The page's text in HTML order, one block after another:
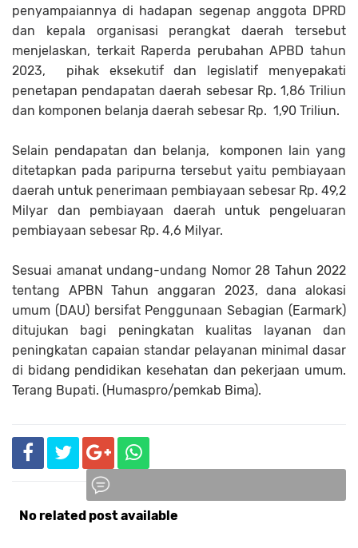
penyampaiannya di hadapan segenap anggota DPRD
dan kepala organisasi perangkat daerah tersebut
menjelaskan, terkait Raperda perubahan APBD tahun
2023, pihak eksekutif dan legislatif menyepakati
penetapan pendapatan daerah sebesar Rp. 1,86 Triliun
dan komponen belanja daerah sebesar Rp. 1,90 Triliun.
Selain pendapatan dan belanja, komponen lain yang
ditetapkan pada paripurna tersebut yaitu pembiayaan
daerah untuk penerimaan pembiayaan sebesar Rp. 49,2
Milyar dan pembiayaan daerah untuk pengeluaran
pembiayaan sebesar Rp. 4,6 Milyar.
Sesuai amanat undang-undang Nomor 28 Tahun 2022
tentang APBN Tahun anggaran 2023, dana alokasi
umum (DAU) bersifat Penggunaan Sebagian (Earmark)
ditujukan bagi peningkatan kualitas layanan dan
peningkatan capaian standar pelayanan minimal dasar
di bidang pendidikan kesehatan dan pekerjaan umum.
Terang Bupati. (Humaspro/pemkab Bima).
No related post available